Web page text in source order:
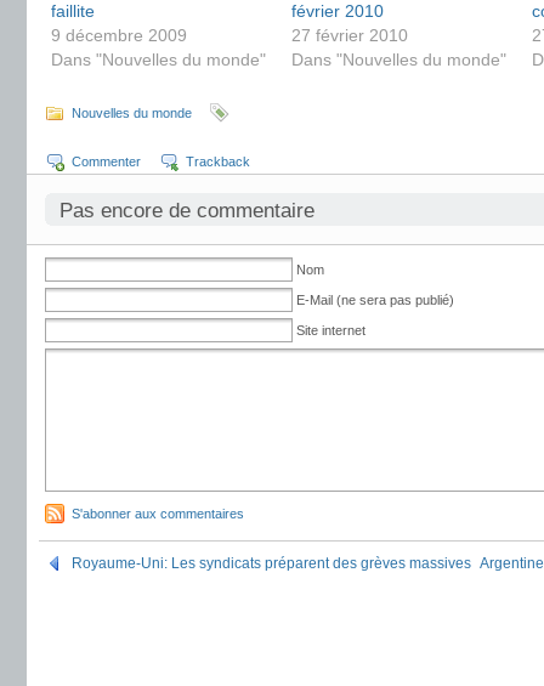
faillite
9 décembre 2009
Dans "Nouvelles du monde"
février 2010
27 février 2010
Dans "Nouvelles du monde"
Nouvelles du monde
Commenter Trackback
Pas encore de commentaire
Nom
E-Mail (ne sera pas publié)
Site internet
S'abonner aux commentaires
Royaume-Uni: Les syndicats préparent des grèves massives